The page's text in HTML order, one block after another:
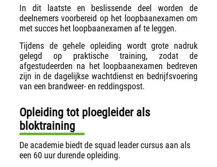
In dit laatste en beslissende deel worden de
deelnemers voorbereid op het loopbaanexamen om
met succes het loopbaanexamen af te leggen.
Tijdens de gehele opleiding wordt grote nadruk
gelegd op praktische training, zodat de
afgestudeerden na het loopbaanexamen bedreven
zijn in de dagelijkse wachtdienst en bedrijfsvoering
van een brandweer- en reddingspost.
Opleiding tot ploegleider als
bloktraining
De academie biedt de squad leader cursus aan als
een 60 uur durende opleiding.